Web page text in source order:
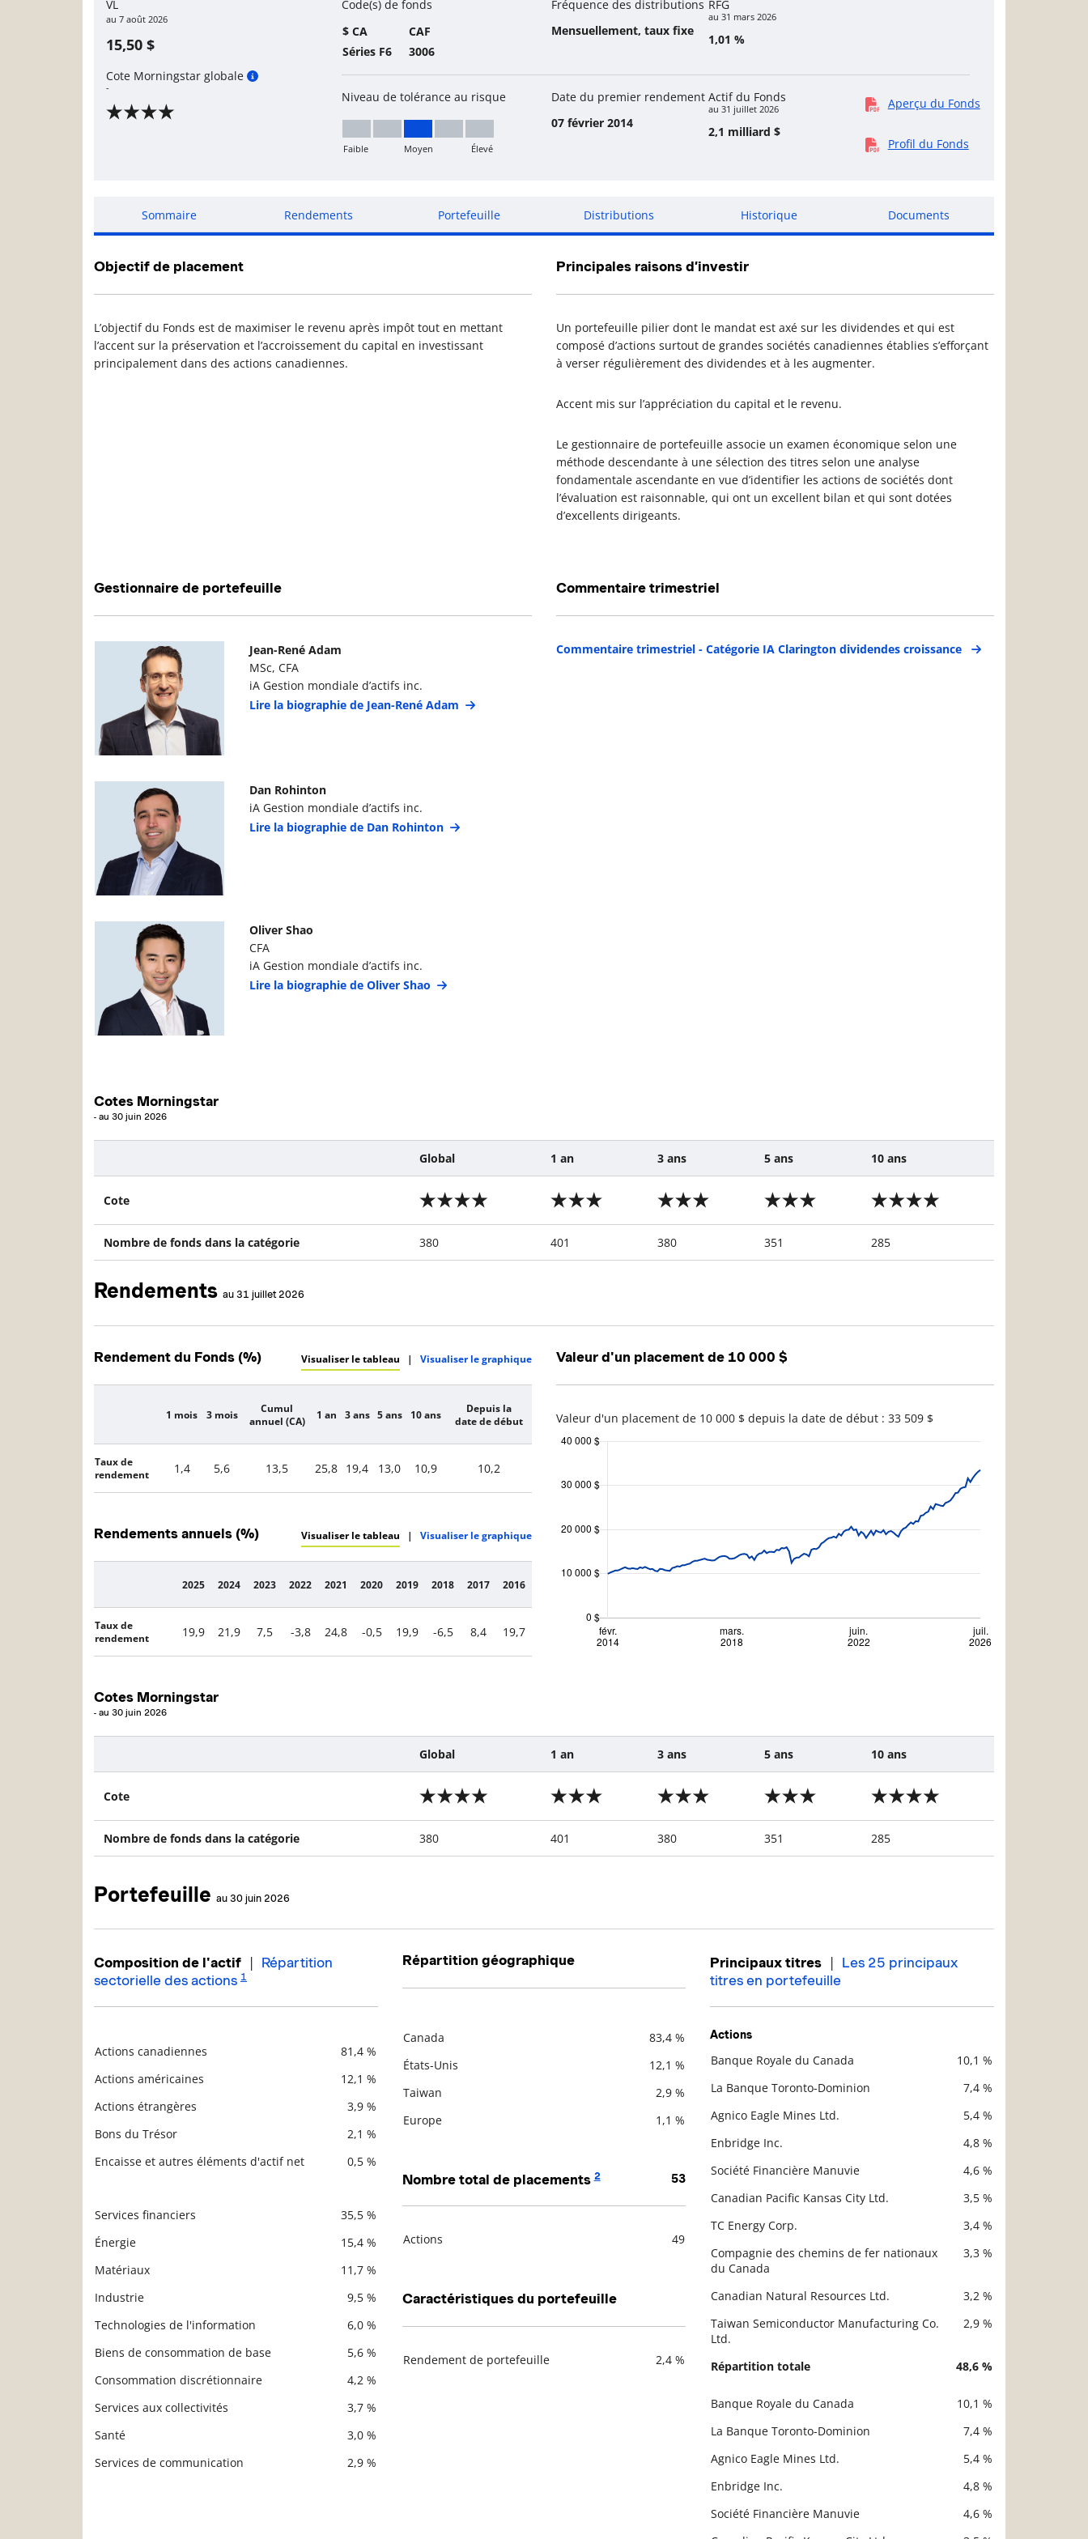
VL
au 7 août 2026
15,50 $
Cote Morningstar globale
-
Code(s) de fonds
$ CA
CAF
Séries F6
3006
Fréquence des distributions
Mensuellement, taux fixe
RFG
au 31 mars 2026
1,01 %
Niveau de tolérance au risque
Moyen
Faible Moyen Élevé
Date du premier rendement
07 février 2014
Actif du Fonds
au 31 juillet 2026
2,1 milliard $
Aperçu du Fonds
Profil du Fonds
Sommaire Rendements Portefeuille Distributions Historique Documents
Objectif de placement
L’objectif du Fonds est de maximiser le revenu après impôt tout en mettant
l’accent sur la préservation et l’accroissement du capital en investissant
principalement dans des actions canadiennes.
Principales raisons d’investir
Un portefeuille pilier dont le mandat est axé sur les dividendes et qui est
composé d’actions surtout de grandes sociétés canadiennes établies s’efforçant
à verser régulièrement des dividendes et à les augmenter.
Accent mis sur l’appréciation du capital et le revenu.
Le gestionnaire de portefeuille associe un examen économique selon une
méthode descendante à une sélection des titres selon une analyse
fondamentale ascendante en vue d’identifier les actions de sociétés dont
l’évaluation est raisonnable, qui ont un excellent bilan et qui sont dotées
d’excellents dirigeants.
Gestionnaire de portefeuille
Photo du gestionnaire de portefeuille Détails du gestionnaire de portefeuille
Jean-René Adam
MSc, CFA
iA Gestion mondiale d’actifs inc.
Lire la biographie de Jean-René Adam
Photo du gestionnaire de portefeuille
Dan Rohinton
iA Gestion mondiale d’actifs inc.
Lire la biographie de Dan Rohinton
Photo du gestionnaire de portefeuille
Oliver Shao
CFA
iA Gestion mondiale d’actifs inc.
Lire la biographie de Oliver Shao
Commentaire trimestriel
Commentaire trimestriel - Catégorie IA Clarington dividendes croissance
Cotes Morningstar
- au 30 juin 2026
Global 1 an 3 ans 5 ans 10 ans
Cote
Nombre de fonds dans la catégorie 380 401 380 351 285
Rendements au 31 juillet 2026
Rendement du Fonds (%) Visualiser le tableau | Visualiser le graphique
Description
1 mois 3 mois
Cumul
annuel (CA)
1 an 3 ans 5 ans 10 ans
Depuis la
date de début
Taux de
rendement
1,4 5,6 13,5 25,8 19,4 13,0 10,9 10,2
Rendements annuels (%) Visualiser le tableau | Visualiser le graphique
Description
2025 2024 2023 2022 2021 2020 2019 2018 2017 2016
Taux de
rendement
19,9 21,9 7,5 -3,8 24,8 -0,5 19,9 -6,5 8,4 19,7
Valeur d'un placement de 10 000 $
Valeur d'un placement de 10 000 $ depuis la date de début : 33 509 $
Cotes Morningstar
- au 30 juin 2026
Global 1 an 3 ans 5 ans 10 ans
Cote
Nombre de fonds dans la catégorie 380 401 380 351 285
Portefeuille au 30 juin 2026
Composition de l'actif | Répartition
sectorielle des actions 1
Actions canadiennes
81,4 %
Actions américaines
12,1 %
Actions étrangères
3,9 %
Bons du Trésor
2,1 %
Encaisse et autres éléments d'actif net
0,5 %
Services financiers
35,5 %
Énergie
15,4 %
Matériaux
11,7 %
Industrie
9,5 %
Technologies de l'information
6,0 %
Biens de consommation de base
5,6 %
Consommation discrétionnaire
4,2 %
Services aux collectivités
3,7 %
Santé
3,0 %
Services de communication
2,9 %
Répartition géographique
Canada
83,4 %
États-Unis
12,1 %
Taiwan
2,9 %
Europe
1,1 %
Nombre total de placements2 53
Actions 49
Caractéristiques du portefeuille
Rendement de portefeuille 2,4 %
Principaux titres | Les 25 principaux
titres en portefeuille
Actions
Banque Royale du Canada
10,1 %
La Banque Toronto-Dominion
7,4 %
Agnico Eagle Mines Ltd.
5,4 %
Enbridge Inc.
4,8 %
Société Financière Manuvie
4,6 %
Canadian Pacific Kansas City Ltd.
3,5 %
TC Energy Corp.
3,4 %
Compagnie des chemins de fer nationaux
du Canada
3,3 %
Canadian Natural Resources Ltd.
3,2 %
Taiwan Semiconductor Manufacturing Co.
Ltd.
2,9 %
Répartition totale 48,6 %
Banque Royale du Canada
10,1 %
La Banque Toronto-Dominion
7,4 %
Agnico Eagle Mines Ltd.
5,4 %
Enbridge Inc.
4,8 %
Société Financière Manuvie
4,6 %